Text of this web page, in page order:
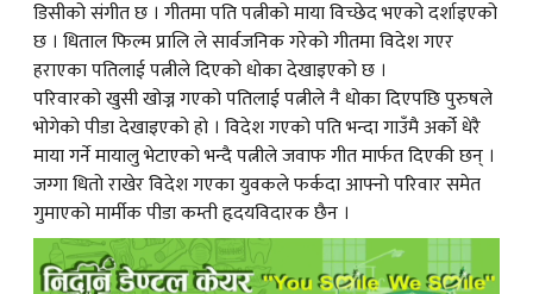
डिसीको संगीत छ । गीतमा पति पत्नीको माया विच्छेद भएको दर्शाइएको
छ । धिताल फिल्म प्रालि ले सार्वजनिक गरेको गीतमा विदेश गएर
हराएका पतिलाई पत्नीले दिएको धोका देखाइएको छ ।
परिवारको खुसी खोज्न गएको पतिलाई पत्नीले नै धोका दिएपछि पुरुषले
भोगेको पीडा देखाइएको हो । विदेश गएको पति भन्दा गाउँमै अर्को धेरै
माया गर्ने मायालु भेटाएको भन्दै पत्नीले जवाफ गीत मार्फत दिएकी छन् ।
जग्गा धितो राखेर विदेश गएका युवकले फर्कदा आफ्नो परिवार समेत
गुमाएको मार्मीक पीडा कम्ती हृदयविदारक छैन ।